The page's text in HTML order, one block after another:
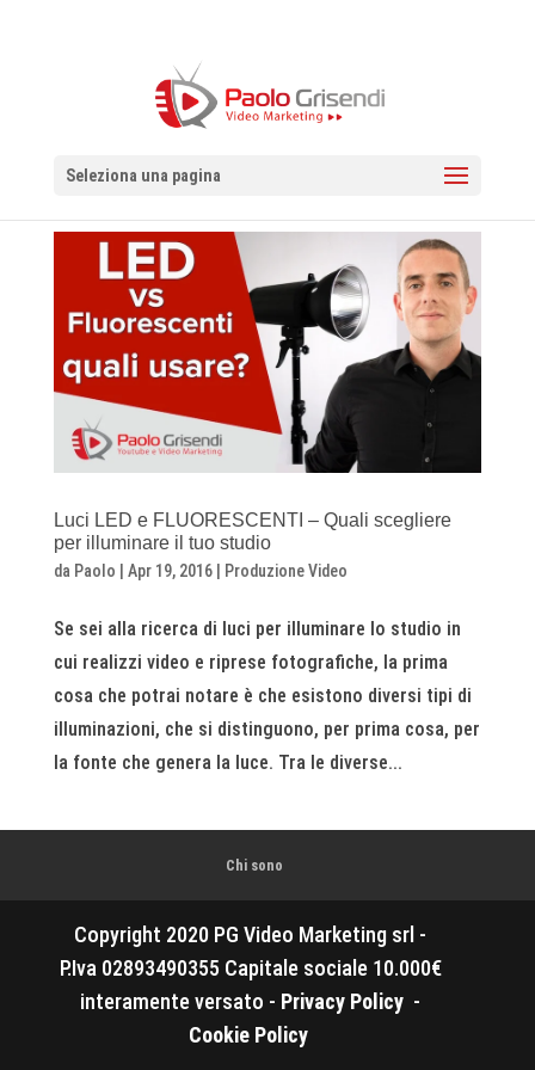
Seleziona una pagina
Luci LED e FLUORESCENTI – Quali scegliere
per illuminare il tuo studio
da Paolo | Apr 19, 2016| Produzione Video
Se sei alla ricerca di luci per illuminare lo studio in
cui realizzi video e riprese fotografiche, la prima
cosa che potrai notare è che esistono diversi tipi di
illuminazioni, che si distinguono, per prima cosa, per
la fonte che genera la luce. Tra le diverse...
Chi sono
Copyright 2020 PG Video Marketing srl -
P.Iva 02893490355 Capitale sociale 10.000€
interamente versato - Privacy Policy -
Cookie Policy